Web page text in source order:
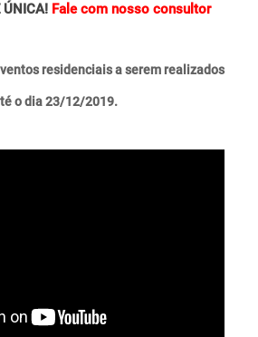
ÚNICA! Fale com nosso consultor
residenciais a serem realizados
o dia 23/12/2019.